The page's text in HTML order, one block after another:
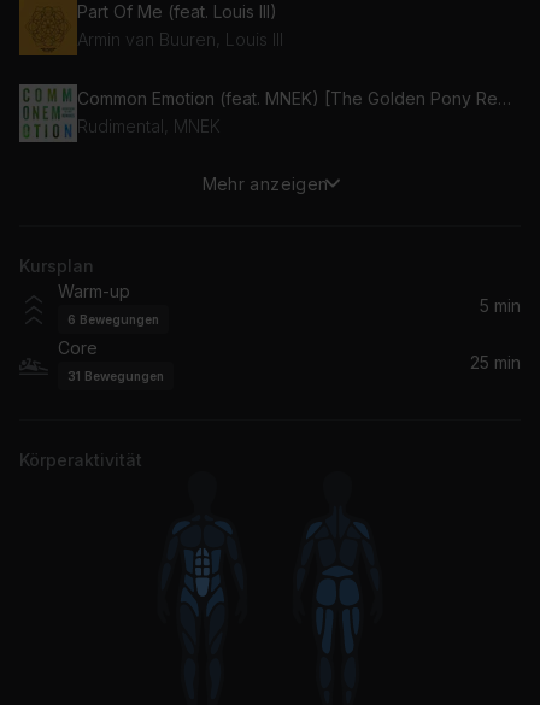
Part Of Me (feat. Louis III)
Armin van Buuren, Louis III
Common Emotion (feat. MNEK) [The Golden Pony Remix] (feat. MNEK)
Rudimental, MNEK
Always Be My Baby (Def Classic Radio Version)
Sunrise To The Morning
Franky Wah
Every Single Time (Jess Bays Remix)
Jess Bays, Bissett
Milk & Sugar
Mehr anzeigen
Kursplan
Warm-up
6 Bewegungen
5 min
Core
31 Bewegungen
25 min
Körperaktivität